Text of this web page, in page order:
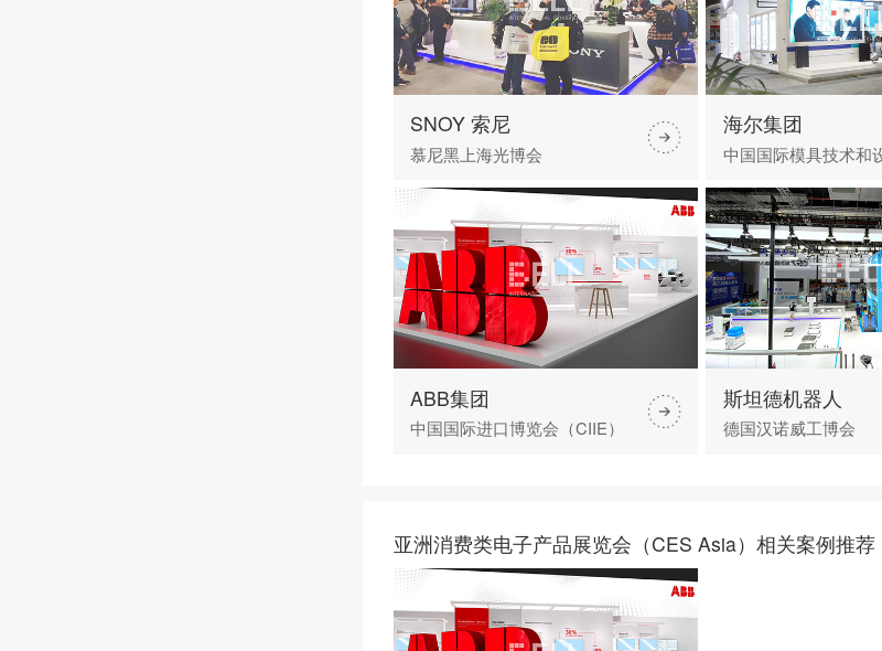
SNOY 索尼
慕尼黑上海光博会
海尔集团
ABB集团
中国国际进口博览会（CIIE）
斯坦德机器人
德国汉诺威工博会
亚洲消费类电子产品展览会（CES Asia）相关案例推荐